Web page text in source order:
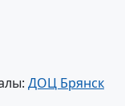
ДОЦ Брянск